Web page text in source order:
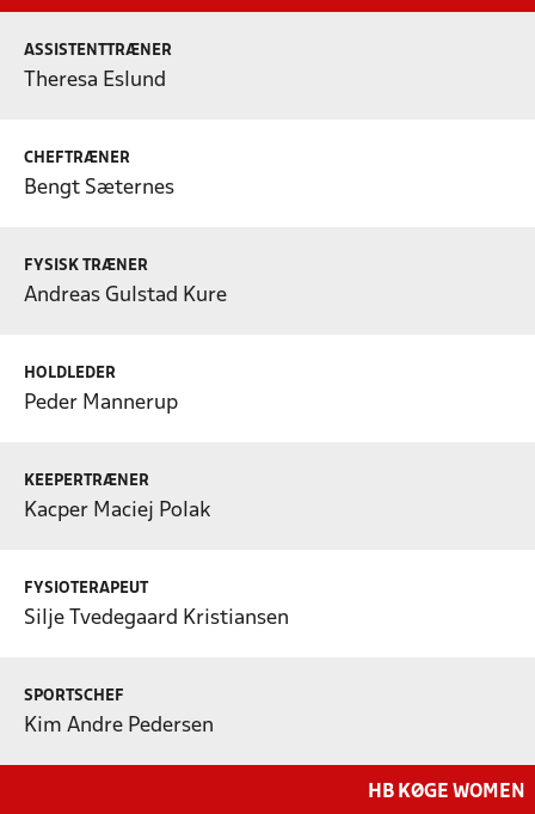
ASSISTENTTRÆNER
Theresa Eslund
CHEFTRÆNER
Bengt Sæternes
FYSISK TRÆNER
Andreas Gulstad Kure
HOLDLEDER
Peder Mannerup
KEEPERTRÆNER
Kacper Maciej Polak
FYSIOTERAPEUT
Silje Tvedegaard Kristiansen
SPORTSCHEF
Kim Andre Pedersen
HB KØGE WOMEN